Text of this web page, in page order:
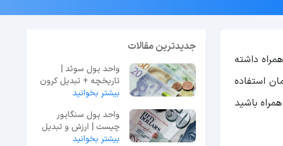
داشته
استفاده
باشید
جدیدترین مقالات
واحد پول سوئد |
تاریخچه + تبدیل کرون
به ارزهای بین‌المللی
بیشتر بخوانید
واحد پول سنگاپور
چیست | ارزش و تبدیل
به تومان و دلار + عکس
بیشتر بخوانید